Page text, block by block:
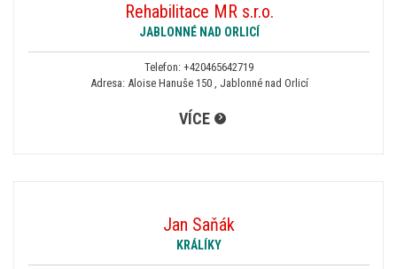
Rehabilitace MR s.r.o.
JABLONNÉ NAD ORLICÍ
Telefon: +420465642719
Adresa: Aloise Hanuše 150 , Jablonné nad Orlicí
VÍCE
Jan Saňák
KRÁLÍKY